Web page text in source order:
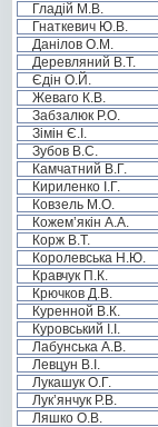
Гладій М.В.
Гнаткевич Ю.В.
Данілов О.М.
Деревляний В.Т.
Єдін О.Й.
Жеваго К.В.
Забзалюк Р.О.
Зімін Є.І.
Зубов В.С.
Камчатний В.Г.
Кириленко І.Г.
Ковзель М.О.
Кожем’якін А.А.
Корж В.Т.
Королевська Н.Ю.
Кравчук П.К.
Крючков Д.В.
Куренной В.К.
Куровський І.І.
Лабунська А.В.
Левцун В.І.
Лукашук О.Г.
Лук’янчук Р.В.
Ляшко О.В.